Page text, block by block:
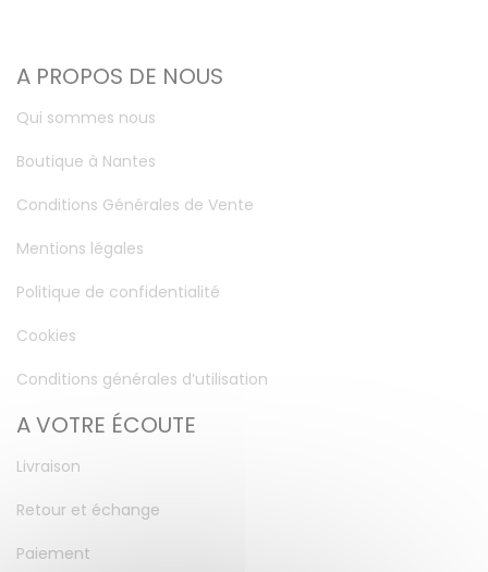
A PROPOS DE NOUS
Qui sommes nous
Boutique à Nantes
Conditions Générales de Vente
Mentions légales
Politique de confidentialité
Cookies
Conditions générales d’utilisation
A VOTRE ÉCOUTE
Livraison
Retour et échange
Paiement